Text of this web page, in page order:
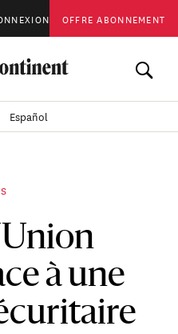
OFFRE ABONNEMENT
Español
à une